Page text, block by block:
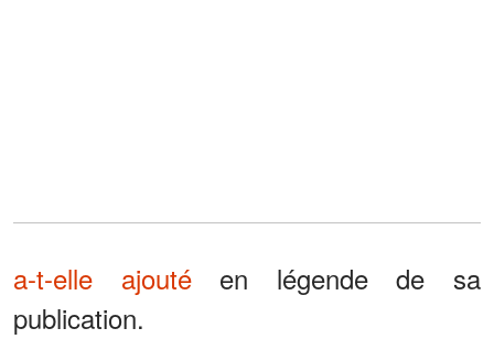
a-t-elle ajoutéen légende de sa
publication.